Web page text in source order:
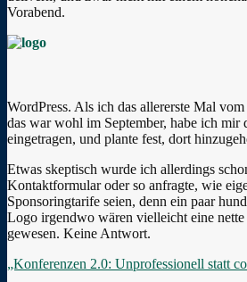
Vorabend.
WordPress. Als ich das allererste Mal
das war wohl im September, habe ich mir
eingetragen, und plante fest, dort
Etwas skeptisch wurde ich allerdings
Kontaktformular oder so anfragte, wie
Sponsoringtarife seien, denn ein paar
Logo irgendwo wären vielleicht eine
gewesen. Keine Antwort.
„Konferenzen 2.0: Unprofessionell statt